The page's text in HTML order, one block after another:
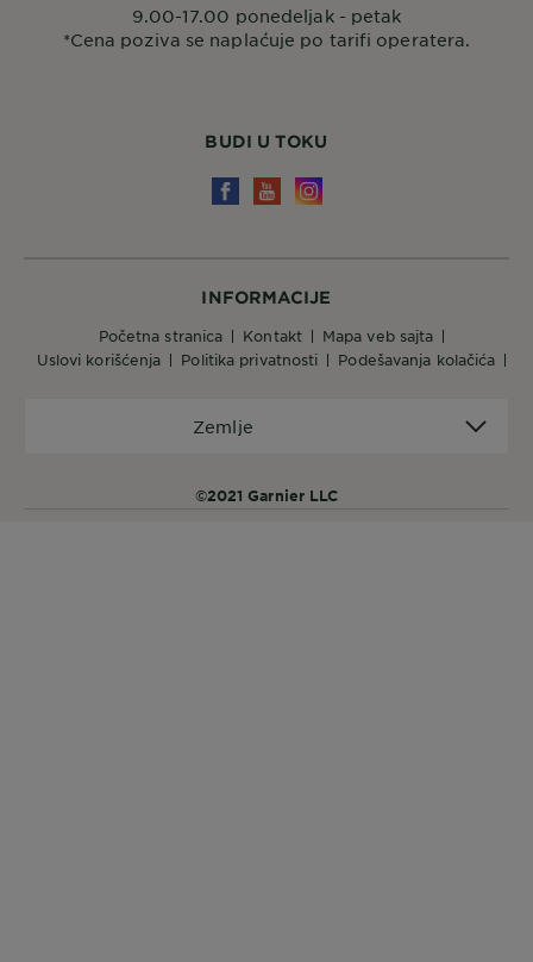
INFORMACIJE
početna stranica kontakt
mapa veb sajta
uslovi korišćenja
politika privatnosti podešavanja kolačića
©2021 Garnier LLC
Zemlje
BUDI U TOKU
9.00-17.00 ponedeljak - petak
*Cena poziva se naplaćuje po tarifi operatera.